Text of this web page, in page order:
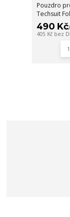
Pouzdro
Techsuit
490 Kč/
405 Kč bez